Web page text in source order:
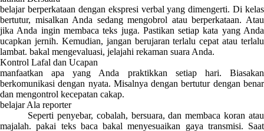
belajar berperkataan dengan ekspresi verbal yang dimengerti. Di kelas
bertutur, misalkan Anda sedang mengobrol atau berperkataan. Atau
jika Anda ingin membaca teks juga. Pastikan setiap kata yang Anda
ucapkan jernih. Kemudian, jangan berujaran terlalu cepat atau terlalu
lambat. bakal mengevaluasi, jelajahi rekaman suara Anda.
Kontrol Lafal dan Ucapan
manfaatkan apa yang Anda praktikkan setiap hari. Biasakan
berkomunikasi dengan nyata. Misalnya dengan bertutur dengan benar
dan mengontrol kecepatan cakap.
belajar Ala reporter
Seperti penyebar, cobalah, bersuara, dan membaca koran atau
majalah. pakai teks baca bakal menyesuaikan gaya transmisi. Saat